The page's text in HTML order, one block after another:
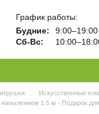
График работы:
Будние:
9:00–19:00
Сб-Вс:
Искусственные
1.5 м - Подарок